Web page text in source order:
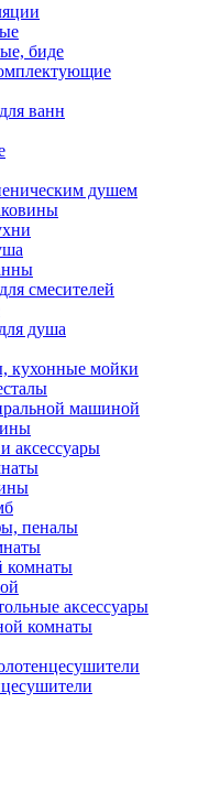
биде
ванн
душем
смесителей
душа
кухонные мойки
машиной
аксессуары
пеналы
комнаты
аксессуары
комнаты